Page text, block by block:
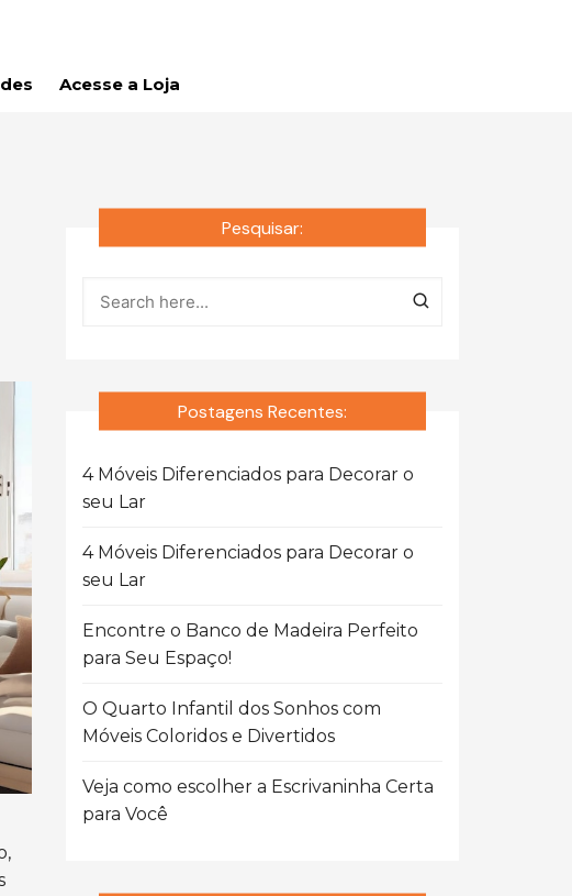
Acesse a Loja
Pesquisar:
Postagens Recentes:
4 Móveis Diferenciados para Decorar o
seu Lar
4 Móveis Diferenciados para Decorar o
seu Lar
Encontre o Banco de Madeira Perfeito
para Seu Espaço!
O Quarto Infantil dos Sonhos com
Móveis Coloridos e Divertidos
Veja como escolher a Escrivaninha Certa
para Você